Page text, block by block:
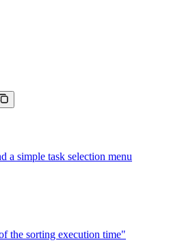
a simple task selection menu
the sorting execution time"